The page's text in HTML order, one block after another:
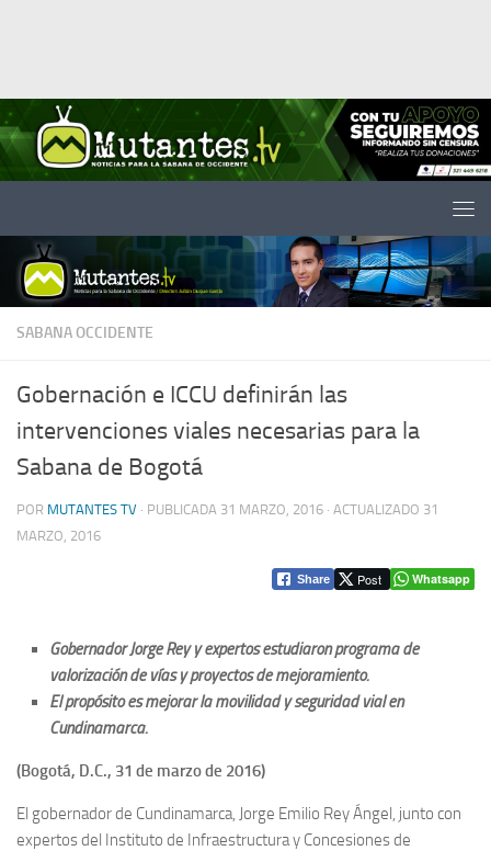
SABANA OCCIDENTE
Gobernación e ICCU definirán las
intervenciones viales necesarias para la
Sabana de Bogotá
POR MUTANTES TV · PUBLICADA 31 MARZO, 2016 · ACTUALIZADO 31
MARZO, 2016
Share Post Whatsapp
Gobernador Jorge Rey y expertos estudiaron programa de
valorización de vías y proyectos de mejoramiento.
El propósito es mejorar la movilidad y seguridad vial en
Cundinamarca.
(Bogotá, D.C., 31 de marzo de 2016)
El gobernador de Cundinamarca, Jorge Emilio Rey Ángel, junto con
expertos del Instituto de Infraestructura y Concesiones de